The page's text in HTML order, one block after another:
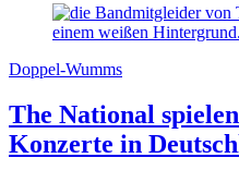
Doppel-Wumms
The National
Konzerte in